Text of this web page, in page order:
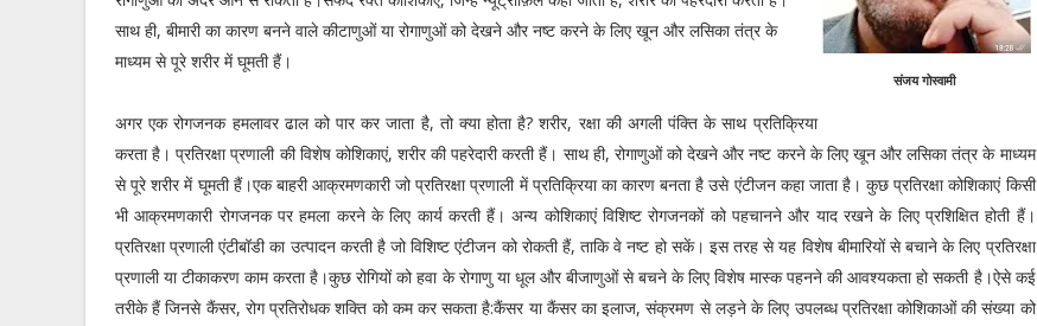
संजय गोस्वामी
साथ ही, बीमारी का कारण बनने वाले कीटाणुओं या रोगाणुओं को देखने और नष्ट करने के लिए खून और लसिका तंत्र के
माध्यम से पूरे शरीर में घूमती हैं।
अगर एक रोगजनक हमलावर ढाल को पार कर जाता है, तो क्या होता है? शरीर, रक्षा की अगली पंक्ति के साथ प्रतिक्रिया
करता है। प्रतिरक्षा प्रणाली की विशेष कोशिकाएं, शरीर की पहरेदारी करती हैं। साथ ही, रोगाणुओं को देखने और नष्ट करने के लिए खून और लसिका तंत्र के माध्यम
से पूरे शरीर में घूमती हैं।एक बाहरी आक्रमणकारी जो प्रतिरक्षा प्रणाली में प्रतिक्रिया का कारण बनता है उसे एंटीजन कहा जाता है। कुछ प्रतिरक्षा कोशिकाएं किसी
भी आक्रमणकारी रोगजनक पर हमला करने के लिए कार्य करती हैं। अन्य कोशिकाएं विशिष्ट रोगजनकों को पहचानने और याद रखने के लिए प्रशिक्षित होती हैं।
प्रतिरक्षा प्रणाली एंटीबॉडी का उत्पादन करती है जो विशिष्ट एंटीजन को रोकती हैं, ताकि वे नष्ट हो सकें। इस तरह से यह विशेष बीमारियों से बचाने के लिए प्रतिरक्षा
प्रणाली या टीकाकरण काम करता है।कुछ रोगियों को हवा के रोगाणु या धूल और बीजाणुओं से बचने के लिए विशेष मास्क पहनने की आवश्यकता हो सकती है।ऐसे कई
तरीके हैं जिनसे कैंसर, रोग प्रतिरोधक शक्ति को कम कर सकता है:कैंसर या कैंसर का इलाज, संक्रमण से लड़ने के लिए उपलब्ध प्रतिरक्षा कोशिकाओं की संख्या को